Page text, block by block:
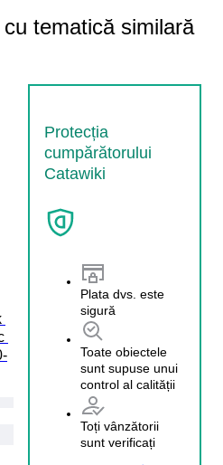
tematică similară
Protecția
cumpărătorului
Catawiki
Plata dvs. este
sigură
Toate obiectele
sunt supuse unui
control al calității
Toți vânzătorii
sunt verificați